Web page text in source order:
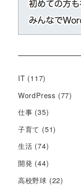
IT (117)
WordPress (77)
仕事 (35)
子育て (51)
生活 (74)
開発 (44)
高校野球 (22)